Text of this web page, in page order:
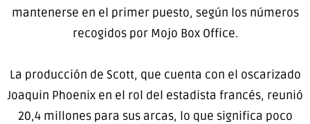
mantenerse en el primer puesto, según los números
recogidos por Mojo Box Office.
La producción de Scott, que cuenta con el oscarizado
Joaquin Phoenix en el rol del estadista francés, reunió
20,4 millones para sus arcas, lo que significa poco